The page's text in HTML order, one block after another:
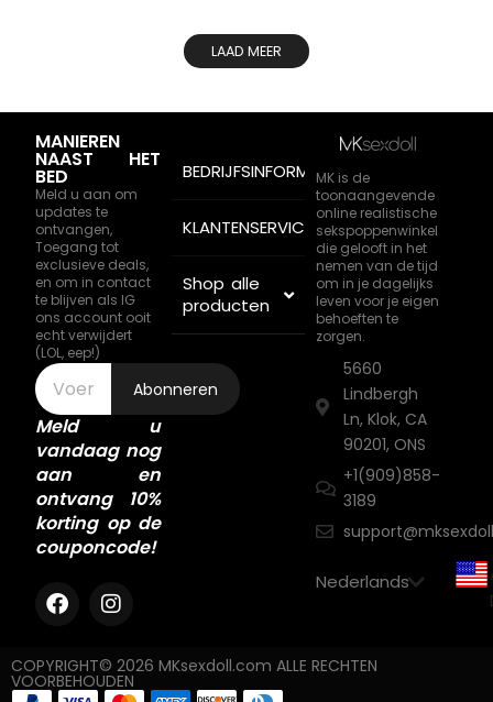
LAAD MEER
MANIEREN
NAAST HET
BED
Meld u aan om
updates te
ontvangen,
Toegang tot
exclusieve deals,
en om in contact
te blijven als IG
ons account ooit
echt verwijdert
(LOL, eep!)
Abonneren
Meld u
vandaag nog
aan en
ontvang 10%
korting op de
couponcode!
BEDRIJFSINFORMATIE
KLANTENSERVICE
Shop alle
producten
MK is de
toonaangevende
online realistische
sekspoppenwinkel
die gelooft in het
nemen van de tijd
om in je dagelijks
leven voor je eigen
behoeften te
zorgen.
5660
Lindbergh
Ln, Klok, CA
90201, ONS
+1(909)858-
3189
COPYRIGHT© 2026 MKsexdoll.com ALLE RECHTEN
VOORBEHOUDEN